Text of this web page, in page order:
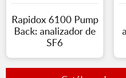
Rapidox 6100 Pump
Back: analizador de
SF6